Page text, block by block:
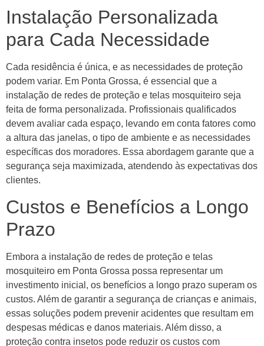
Instalação Personalizada
para Cada Necessidade
Cada residência é única, e as necessidades de proteção
podem variar. Em Ponta Grossa, é essencial que a
instalação de redes de proteção e telas mosquiteiro seja
feita de forma personalizada. Profissionais qualificados
devem avaliar cada espaço, levando em conta fatores como
a altura das janelas, o tipo de ambiente e as necessidades
específicas dos moradores. Essa abordagem garante que a
segurança seja maximizada, atendendo às expectativas dos
clientes.
Custos e Benefícios a Longo
Prazo
Embora a instalação de redes de proteção e telas
mosquiteiro em Ponta Grossa possa representar um
investimento inicial, os benefícios a longo prazo superam os
custos. Além de garantir a segurança de crianças e animais,
essas soluções podem prevenir acidentes que resultam em
despesas médicas e danos materiais. Além disso, a
proteção contra insetos pode reduzir os custos com